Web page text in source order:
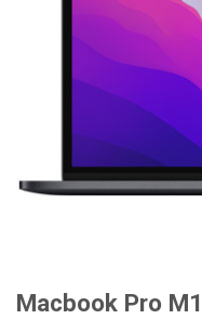
Macbook Pro